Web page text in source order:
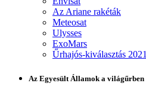
Az Ariane rakéták
Meteosat
Ulysses
ExoMars
Űrhajós-kiválasztás 2021
Az Egyesült Államok a világűrben